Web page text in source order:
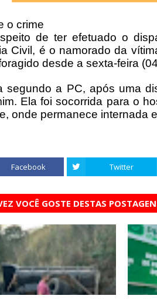
o crime
de ter efetuado o
Civil, é o namorado da
desde a sexta-feira
segundo a PC, após uma
Ela foi socorrida para o
onde permanece internada
Facebook Twitter
VOCÊ GOSTE DESTAS